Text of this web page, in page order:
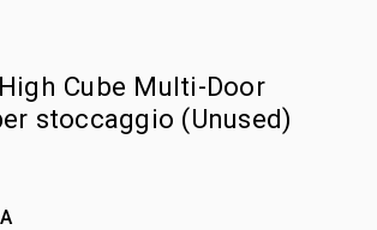
Cube Multi-Door
stoccaggio (Unused)